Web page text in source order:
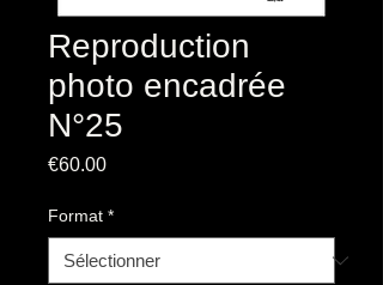
Reproduction
photo encadrée
N°25
€60.00Prix
Format *